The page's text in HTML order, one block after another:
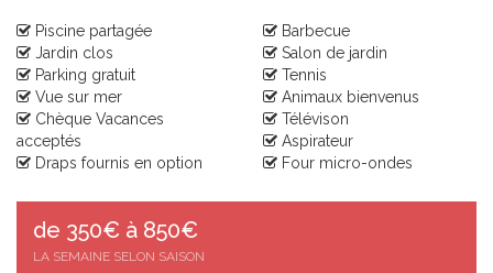
Piscine partagée
Barbecue
Jardin clos
Salon de jardin
Parking gratuit
Tennis
Vue sur mer
Animaux bienvenus
Chèque Vacances
acceptés
Télévison
Aspirateur
Draps fournis en option
Four micro-ondes
de 350€ à 850€
LA SEMAINE SELON SAISON